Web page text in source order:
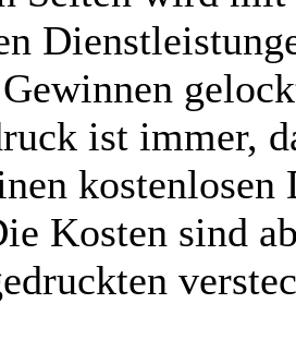
ist immer,
kostenlosen
Kosten sind